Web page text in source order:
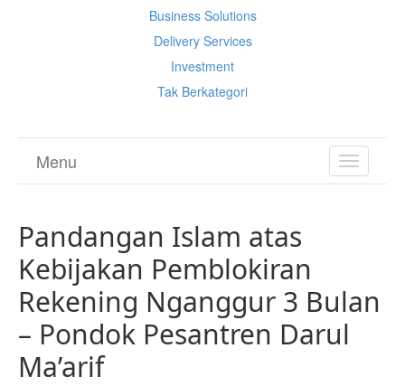
Business Solutions
Delivery Services
Investment
Tak Berkategori
TOGGLE
Menu
Pandangan Islam atas
Kebijakan Pemblokiran
Rekening Nganggur 3 Bulan
– Pondok Pesantren Darul
Ma’arif